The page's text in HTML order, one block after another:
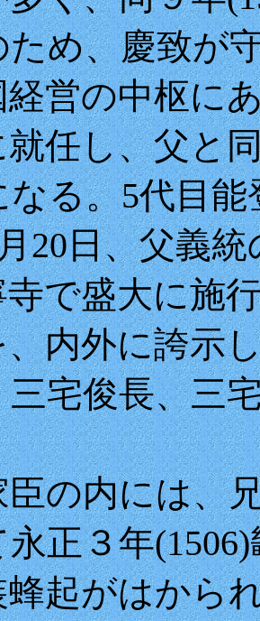
め、慶致が
営の中枢に
任し、父と
る。5代目
20日、父義
で盛大に施
内外に誇示
宅俊長、三
の内には、
正３年
起がはから